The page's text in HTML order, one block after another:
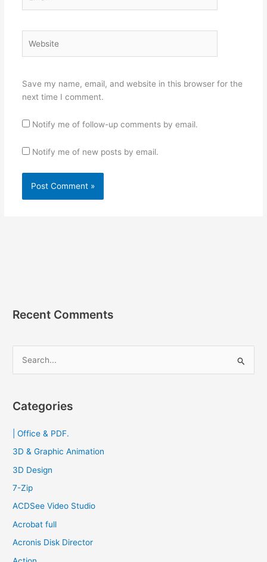
Save my name, email, and website in this browser for the
next time I comment.
Notify me of follow-up comments by email.
Notify me of new posts by email.
Recent Comments
r
f
o
Categories
| Office & PDF.
3D & Graphic Animation
3D Design
7-Zip
ACDSee Video Studio
Acrobat full
Acronis Disk Director